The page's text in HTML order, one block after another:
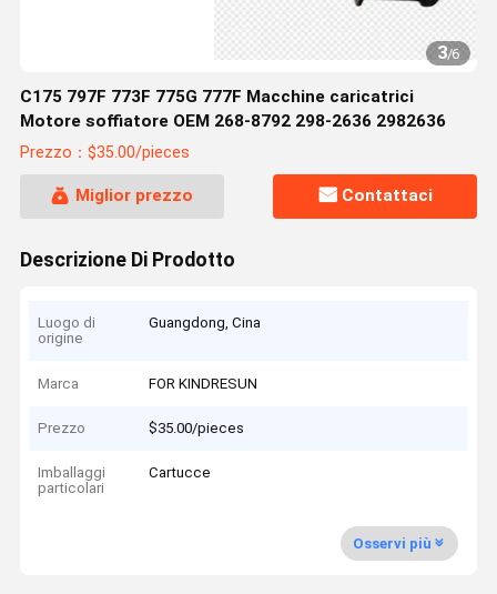
3/6
C175 797F 773F 775G 777F Macchine caricatrici
Motore soffiatore OEM 268-8792 298-2636 2982636
Prezzo：$35.00/pieces
Miglior prezzo Contattaci
Descrizione Di Prodotto
Luogo di
origine
Guangdong, Cina
Marca FOR KINDRESUN
Prezzo $35.00/pieces
Imballaggi
particolari
Cartucce
Osservi più